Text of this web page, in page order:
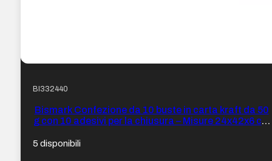
BI332440
Bismark Confezione da 10 buste in carta kraft da 50
g con 10 adesivi per la chiusura – Misure 24x42x6 cm
5 disponibili